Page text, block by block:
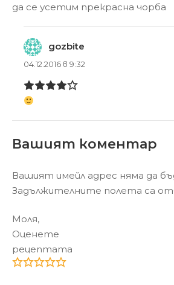
да се усетим прекрасна чорба
gozbite
04.12.2016 в 9:32
Вашият коментар
Вашият имейл адрес няма да
Задължителните полета са
Моля,
Оценете
рецептата